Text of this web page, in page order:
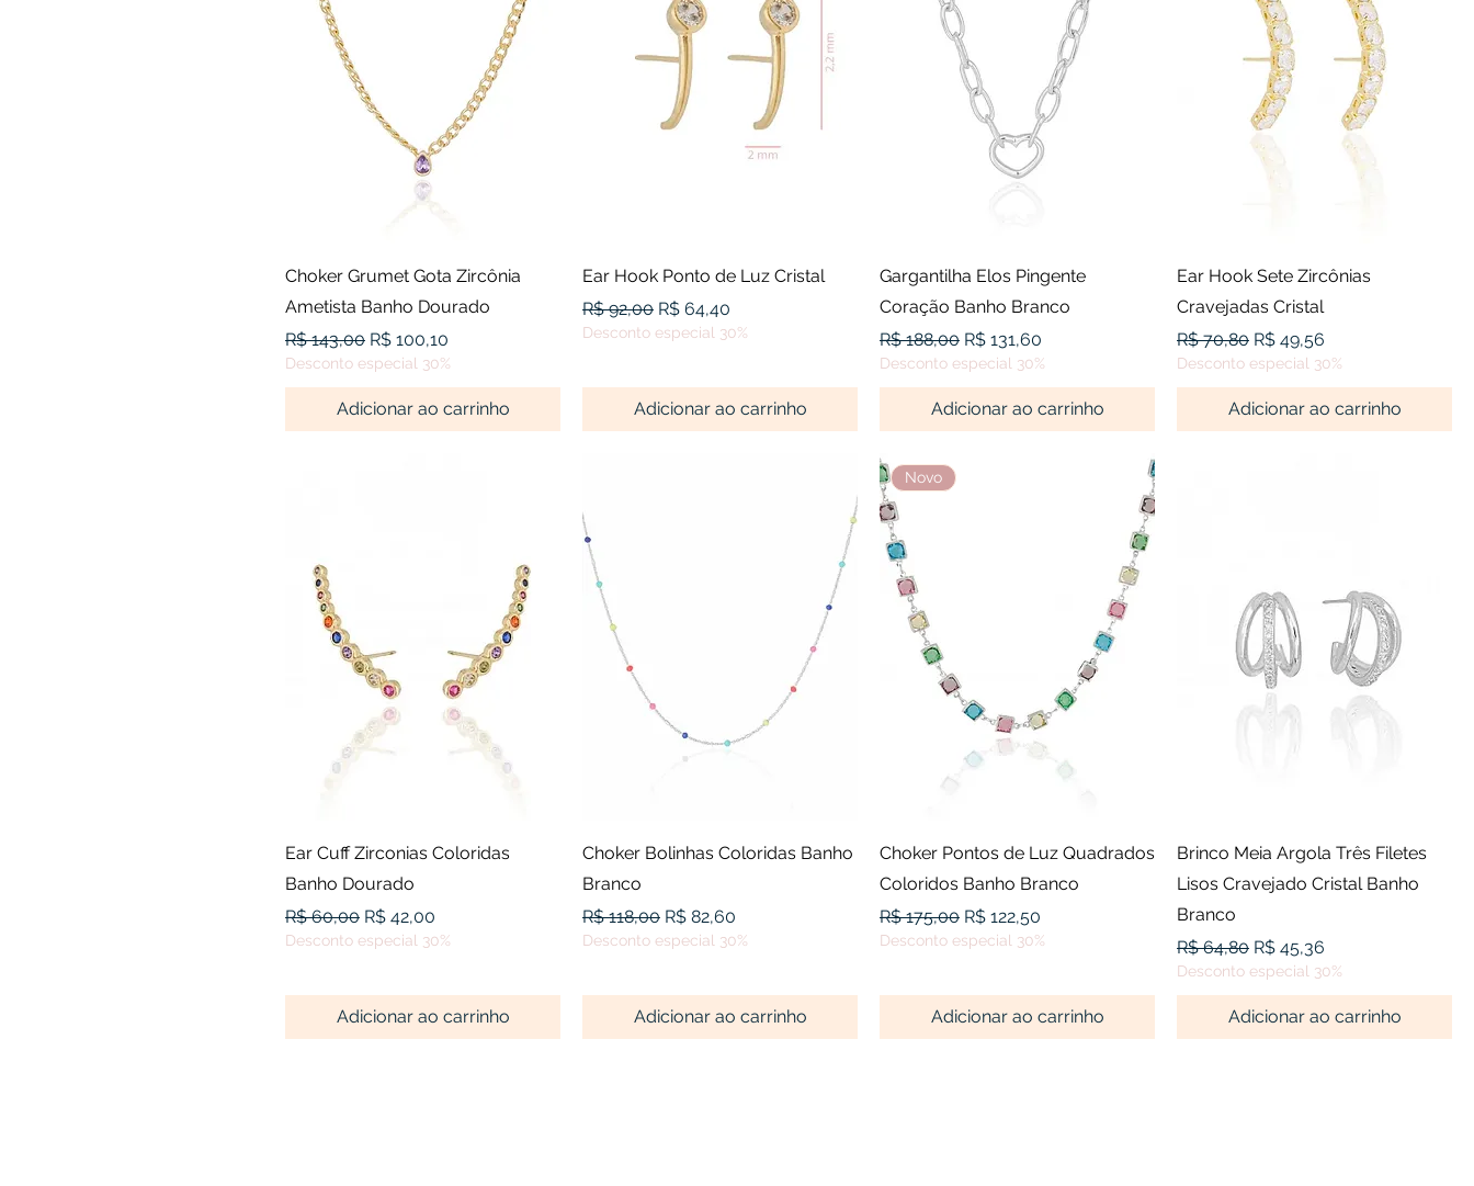
Visualização rápida
Choker Grumet Gota Zircônia
Ametista Banho Dourado
Preço normal
R$ 143,00 Preço promocional
R$ 100,10
Desconto especial 30%
Adicionar ao carrinho
Visualização rápida
Ear Hook Ponto de Luz Cristal
Preço normal
R$ 92,00 Preço promocional
R$ 64,40
Desconto especial 30%
Adicionar ao carrinho
Visualização rápida
Gargantilha Elos Pingente
Coração Banho Branco
Preço normal
R$ 188,00 Preço promocional
R$ 131,60
Desconto especial 30%
Adicionar ao carrinho
Visualização rápida
Ear Hook Sete Zircônias
Cravejadas Cristal
Preço normal
R$ 70,80 Preço promocional
R$ 49,56
Desconto especial 30%
Adicionar ao carrinho
Visualização rápida
Ear Cuff Zirconias Coloridas
Banho Dourado
Preço normal
R$ 60,00 Preço promocional
R$ 42,00
Desconto especial 30%
Adicionar ao carrinho
Visualização rápida
Choker Bolinhas Coloridas Banho
Branco
Preço normal
R$ 118,00 Preço promocional
R$ 82,60
Desconto especial 30%
Adicionar ao carrinho
Visualização rápida
Novo
Choker Pontos de Luz Quadrados
Coloridos Banho Branco
Preço normal
R$ 175,00 Preço promocional
R$ 122,50
Desconto especial 30%
Adicionar ao carrinho
Visualização rápida
Brinco Meia Argola Três Filetes
Lisos Cravejado Cristal Banho
Branco
Preço normal
R$ 64,80 Preço promocional
R$ 45,36
Desconto especial 30%
Adicionar ao carrinho